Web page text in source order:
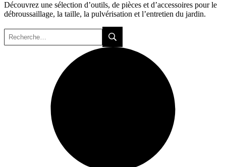
Découvrez une sélection d’outils, de pièces et d’accessoires pour le
débroussaillage, la taille, la pulvérisation et l’entretien du jardin.